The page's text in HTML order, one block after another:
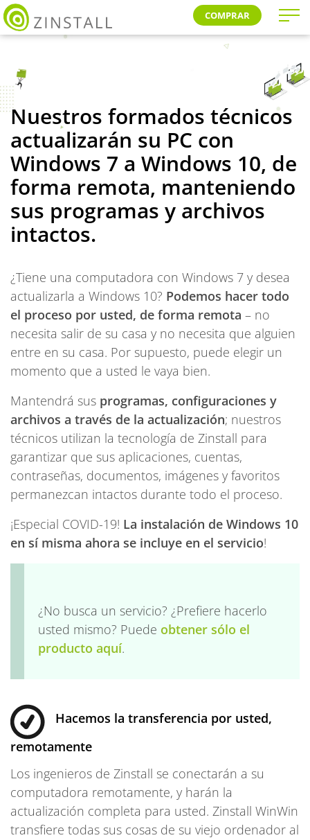
COMPRAR
Nuestros formados técnicos
actualizarán su PC con
Windows 7 a Windows 10, de
forma remota, manteniendo
sus programas y archivos
intactos.
¿Tiene una computadora con Windows 7 y desea
actualizarla a Windows 10? Podemos hacer todo
el proceso por usted, de forma remota – no
necesita salir de su casa y no necesita que alguien
entre en su casa. Por supuesto, puede elegir un
momento que a usted le vaya bien.
Mantendrá sus programas, configuraciones y
archivos a través de la actualización; nuestros
técnicos utilizan la tecnología de Zinstall para
garantizar que sus aplicaciones, cuentas,
contraseñas, documentos, imágenes y favoritos
permanezcan intactos durante todo el proceso.
¡Especial COVID-19! La instalación de Windows 10
en sí misma ahora se incluye en el servicio!
¿No busca un servicio? ¿Prefiere hacerlo
usted mismo? Puede obtener sólo el
producto aquí.
Hacemos la transferencia por usted,
remotamente
Los ingenieros de Zinstall se conectarán a su
computadora remotamente, y harán la
actualización completa para usted. Zinstall WinWin
transfiere todas sus cosas de su viejo ordenador al